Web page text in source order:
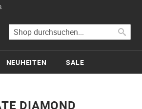
Suche
Suche
NEUHEITEN SALE
DIAMOND